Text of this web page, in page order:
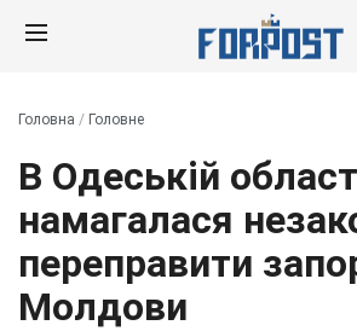
Головна / Головне
В Одеській
намагалася
переправити
Молдови